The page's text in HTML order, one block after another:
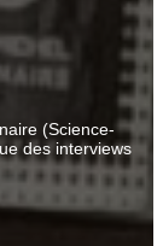
(Science-
des interviews